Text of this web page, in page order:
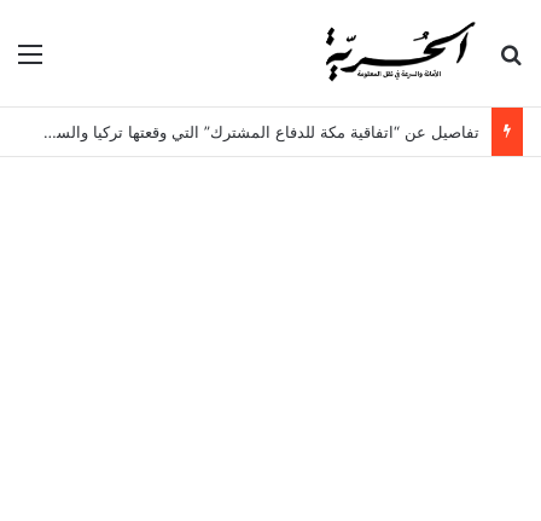
بحث عن
تفاصيل عن “اتفاقية مكة للدفاع المشترك” التي وقعتها تركيا والسعودية وباكستان